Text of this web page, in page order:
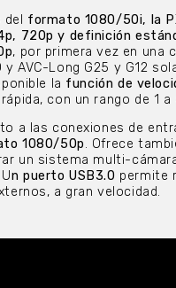
formato 1080/50i, la
720p y definición
, por primera vez en una
y AVC-Long G25 y G12
la función de
con un rango de 1
a las conexiones de
1080/50p. Ofrece
un sistema multi-
n puerto USB3.0 permite
a gran velocidad.